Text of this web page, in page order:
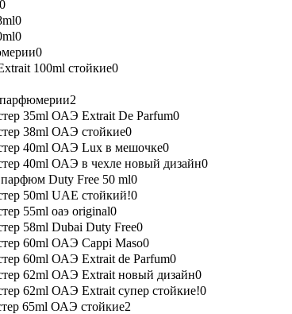
0
0
0
0
100ml стойкие0
2
35ml ОАЭ Extrait De Parfum0
38ml ОАЭ стойкие0
40ml ОАЭ Lux в мешочке0
40ml ОАЭ в чехле новый дизайн0
Duty Free 50 ml0
50ml UAE стойкий!0
55ml оаэ original0
58ml Dubai Duty Free0
60ml ОАЭ Cappi Maso0
60ml ОАЭ Extrait de Parfum0
62ml ОАЭ Extrait новый дизайн0
62ml ОАЭ Extrait супер стойкие!0
65ml ОАЭ стойкие2